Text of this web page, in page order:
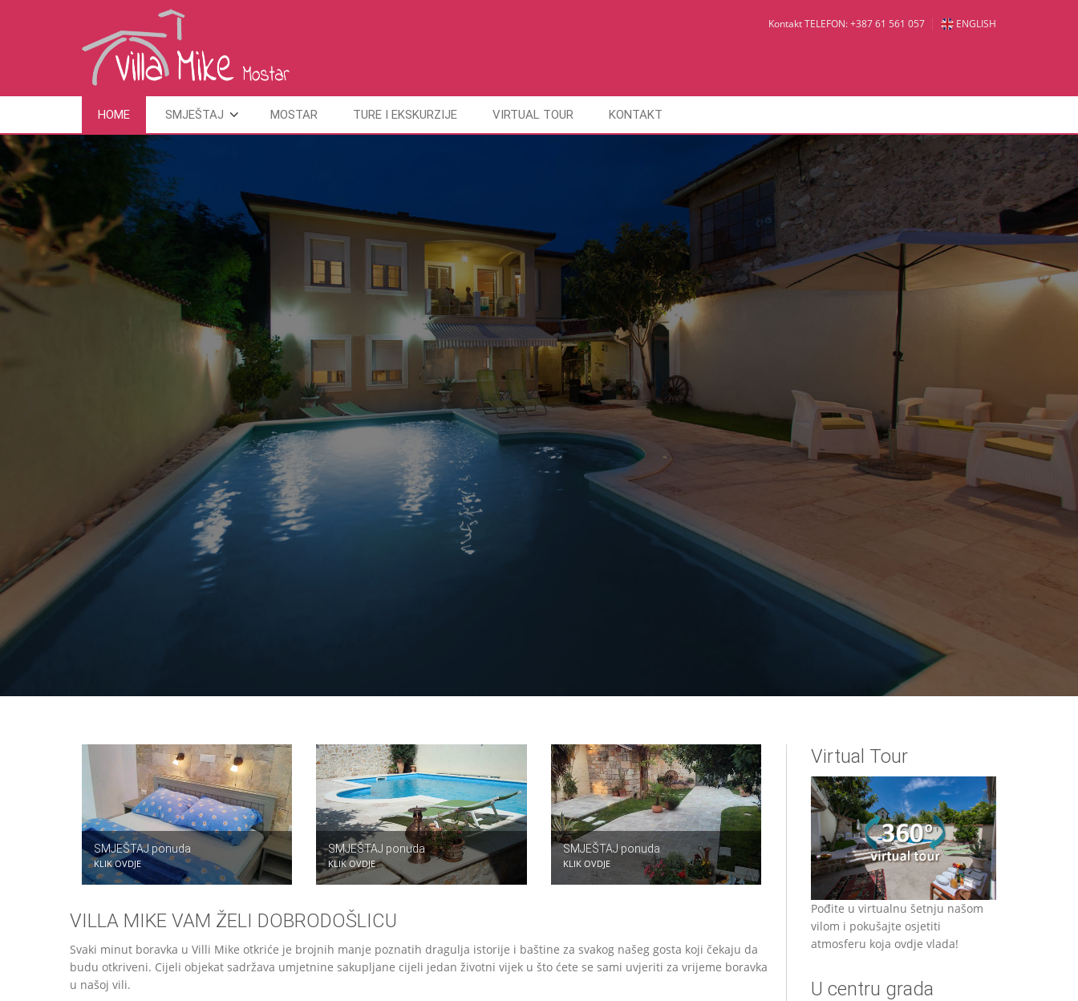
Kontakt TELEFON: +387 61 561 057 ENGLISH
HOME SMJEŠTAJ MOSTAR TURE I EKSKURZIJE VIRTUAL TOUR KONTAKT
SMJEŠTAJ ponuda
KLIK OVDJE
SMJEŠTAJ ponuda
KLIK OVDJE
SMJEŠTAJ ponuda
KLIK OVDJE
VILLA MIKE VAM ŽELI DOBRODOŠLICU
Svaki minut boravka u Villi Mike otkriće je brojnih manje poznatih dragulja istorije i baštine za svakog našeg gosta koji čekaju da
budu otkriveni. Cijeli objekat sadržava umjetnine sakupljane cijeli jedan životni vijek u što ćete se sami uvjeriti za vrijeme boravka
u našoj vili.
Virtual Tour
Pođite u virtualnu šetnju našom
vilom i pokušajte osjetiti
atmosferu koja ovdje vlada!
U centru grada